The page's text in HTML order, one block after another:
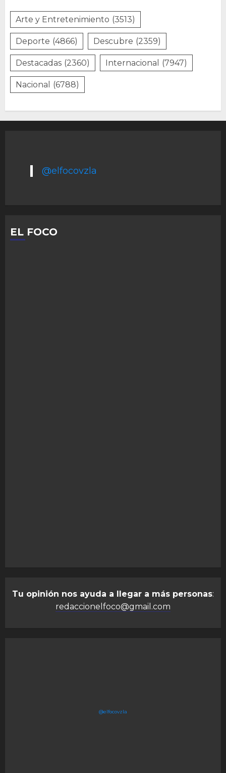
Arte y Entretenimiento (3513)
Deporte (4866) Descubre (2359)
Destacadas (2360) Internacional (7947)
Nacional (6788)
@elfocovzla
EL FOCO
Tu opinión nos ayuda a llegar a más personas:
redaccionelfoco@gmail.com
@elfocovzla